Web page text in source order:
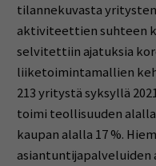
tilannekuvasta
aktiviteettien suhteen
selvitettiin ajatuksia
liiketoimintamallien
213 yritystä syksyllä
toimi teollisuuden
kaupan alalla 17 %.
asiantuntijapalveluiden